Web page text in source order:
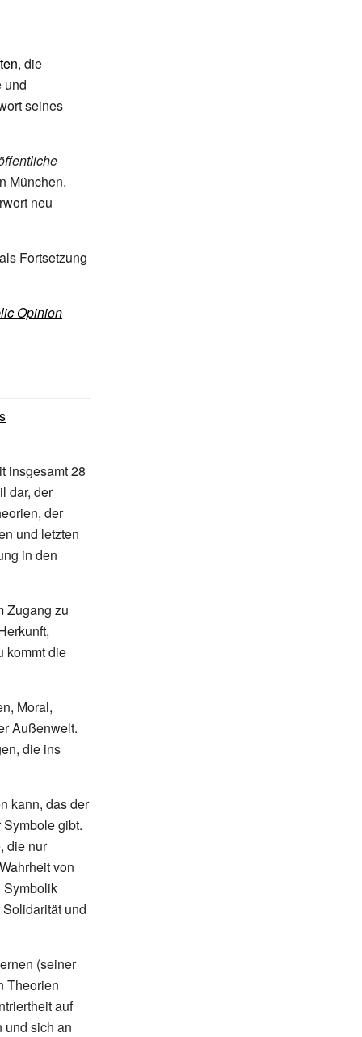
, die
und
seines
München.
neu
Fortsetzung
Opinion
insgesamt 28
dar, der
der
und letzten
in den
Zugang zu
kommt die
Moral,
Außenwelt.
die ins
kann, das der
gibt.
die nur
von
Symbolik
und
(seiner
Theorien
auf
und sich an